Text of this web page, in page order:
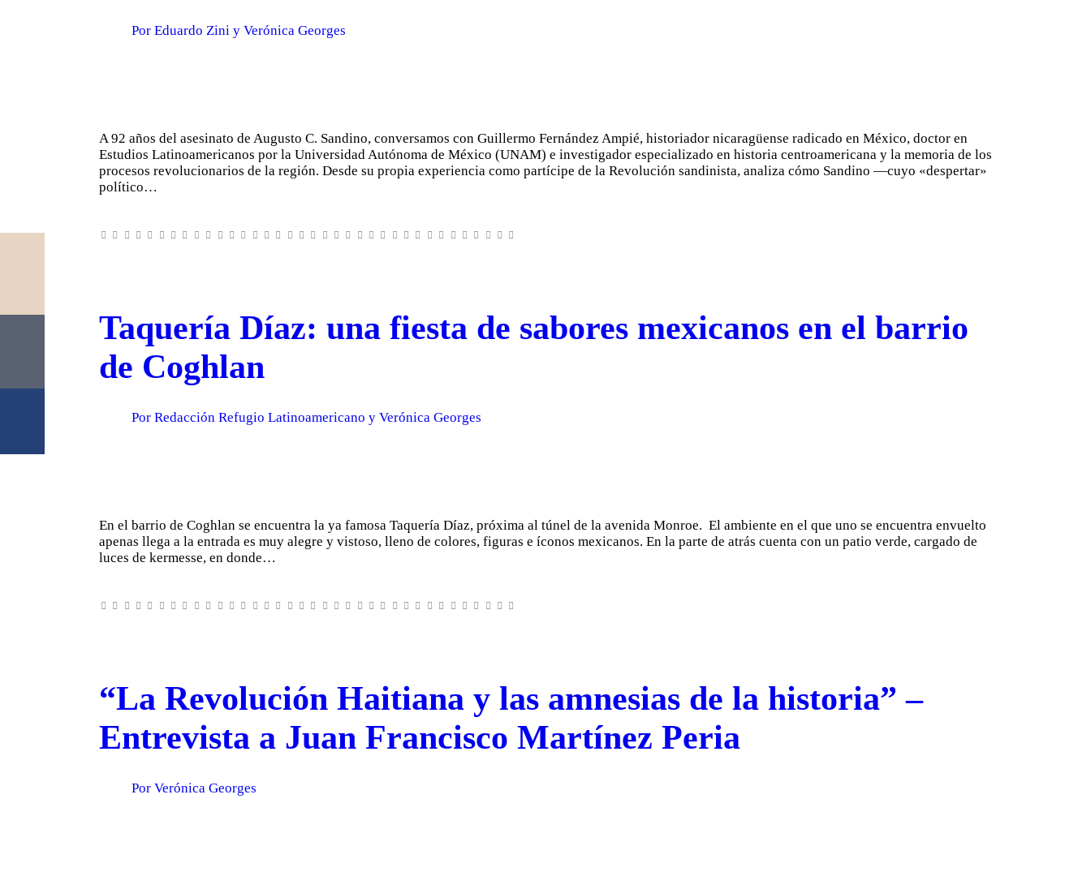
Por Eduardo Zini y Verónica Georges
A 92 años del asesinato de Augusto C. Sandino, conversamos con Guillermo Fernández Ampié, historiador nicaragüense radicado en México, doctor en
Estudios Latinoamericanos por la Universidad Autónoma de México (UNAM) e investigador especializado en historia centroamericana y la memoria de los
procesos revolucionarios de la región. Desde su propia experiencia como partícipe de la Revolución sandinista, analiza cómo Sandino —cuyo «despertar»
político…
Taquería Díaz: una fiesta de sabores mexicanos en el barrio
de Coghlan
Por Redacción Refugio Latinoamericano y Verónica Georges
En el barrio de Coghlan se encuentra la ya famosa Taquería Díaz, próxima al túnel de la avenida Monroe. El ambiente en el que uno se encuentra envuelto
apenas llega a la entrada es muy alegre y vistoso, lleno de colores, figuras e íconos mexicanos. En la parte de atrás cuenta con un patio verde, cargado de
luces de kermesse, en donde…
“La Revolución Haitiana y las amnesias de la historia” –
Entrevista a Juan Francisco Martínez Peria
Por Verónica Georges